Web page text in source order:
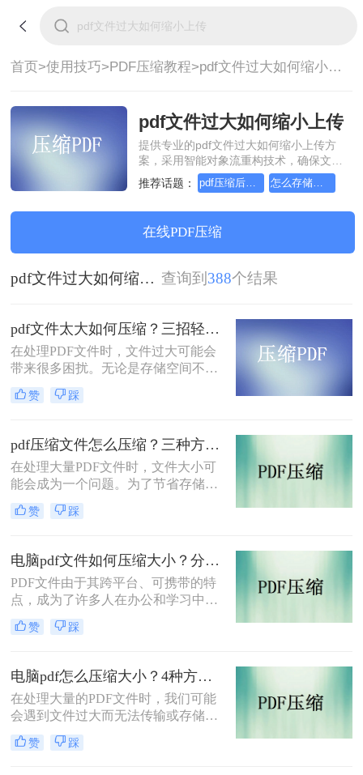
首页>使用技巧>PDF压缩教程> pdf文件过大如何缩小上传
pdf文件过大如何缩小上传
提供专业的pdf文件过大如何缩小上传方
案，采用智能对象流重构技术，确保文档
1:1高保真还原且排版不乱码。支持一键批
量处理，全链路 SSL 加密保障隐私安全。
无需安装，高效办公。
推荐话题： pdf压缩后怎么传输 怎么存储压缩的pdf文件
在线PDF压缩
pdf文件过大如何缩小上传 查询到 388个结果
pdf文件太大如何压缩？三招轻松压缩，让存储和传输更高效！
在处理PDF文件时，文件过大可能会
带来很多困扰。无论是存储空间不
足，还是传输速度过慢，都会给我们
的工作和生活带来不便。那么，pdf文
方法，帮助您轻松压缩PDF文件，优
化文件大小，提高存储和传输效率。
赞 踩
pdf压缩文件怎么压缩？三种方法助你轻松实现文件大小优化！
​在处理大量PDF文件时，文件大小可
能会成为一个问题。为了节省存储空
间并提高传输效率，对PDF文件进行
压缩是一个很好的选择。本文将介绍
PDF文件，帮助您轻松实现文件大小
的优化。
赞 踩
电脑pdf文件如何压缩大小？分享2个好用的方法！
PDF文件由于其跨平台、可携带的特
点，成为了许多人在办公和学习中常
用的文件格式。然而，有时候我们会
遇到PDF文件过大，导致传输或存储
压缩大小呢？本文将介绍几种常见的
电脑PDF文件压缩大小的方法。
赞 踩
电脑pdf怎么压缩大小？4种方法教你轻松搞定！
在处理大量的PDF文件时，我们可能
会遇到文件过大而无法传输或存储的
问题。这时，我们可以使用一些技巧
和方法来压缩PDF文件的大小，使其
赞 踩